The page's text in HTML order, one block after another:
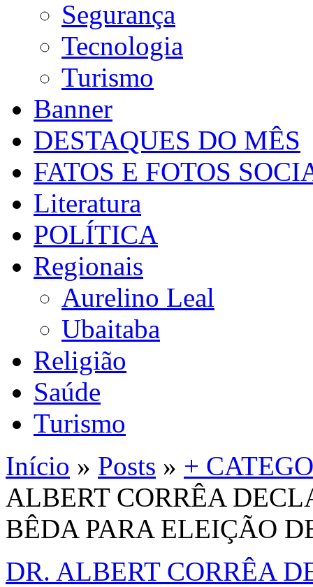
Segurança
Tecnologia
Turismo
Banner
DESTAQUES DO MÊS
FATOS E FOTOS
Literatura
POLÍTICA
Regionais
Aurelino Leal
Ubaitaba
Religião
Saúde
Turismo
Início » Posts » +
ALBERT CORRÊA
BÊDA PARA ELEIÇÃO
DR. ALBERT CORRÊA